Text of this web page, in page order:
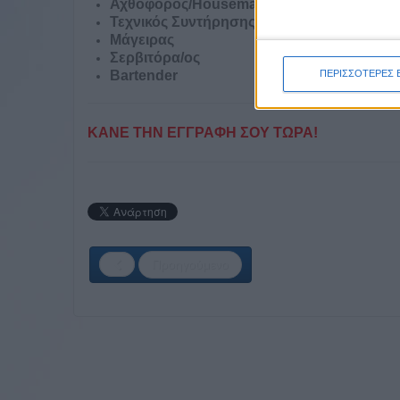
ΠΕΡΙΣΣΟΤΕΡΕΣ
Αχθοφόρος/Houseman
Τεχνικός Συντήρησης
Μάγειρας
Σερβιτόρα/ος
Bartender
ΚΑΝΕ ΤΗΝ ΕΓΓΡΑΦΗ ΣΟΥ ΤΩΡΑ!